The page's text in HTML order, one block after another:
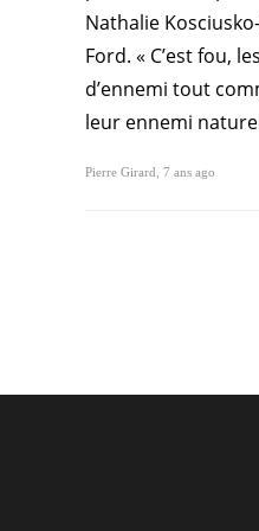
Nathalie
Ford. « C’est fou,
d’ennemi tout
leur ennemi
Pierre Girard 7 ans ago